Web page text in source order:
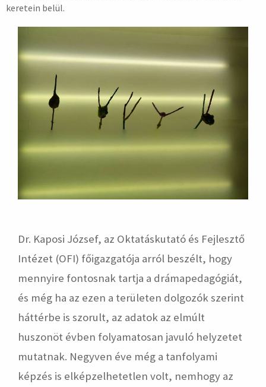
keretein belül.
Dr. Kaposi József, az Oktatáskutató és Fejlesztő
Intézet (OFI) főigazgatója arról beszélt, hogy
mennyire fontosnak tartja a drámapedagógiát,
és még ha az ezen a területen dolgozók szerint
háttérbe is szorult, az adatok az elmúlt
huszonöt évben folyamatosan javuló helyzetet
mutatnak. Negyven éve még a tanfolyami
képzés is elképzelhetetlen volt, nemhogy az